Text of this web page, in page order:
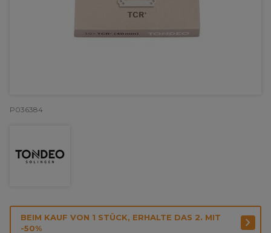
P036384
BEIM KAUF VON 1 STÜCK, ERHALTE DAS 2. MIT
-50%